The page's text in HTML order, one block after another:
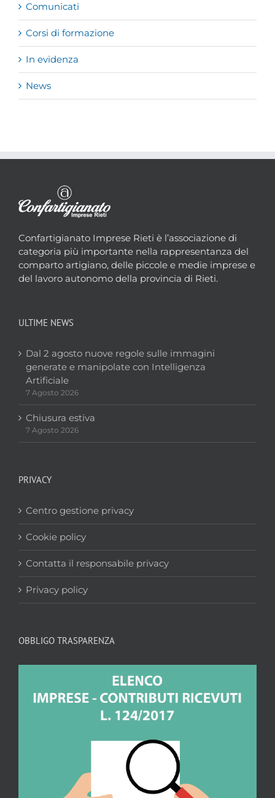
Comunicati
Corsi di formazione
In evidenza
News
Confartigianato Imprese Rieti è l’associazione di
categoria più importante nella rappresentanza del
comparto artigiano, delle piccole e medie imprese e
del lavoro autonomo della provincia di Rieti.
ULTIME NEWS
Dal 2 agosto nuove regole sulle immagini
generate e manipolate con Intelligenza
Artificiale
7 Agosto 2026
Chiusura estiva
7 Agosto 2026
PRIVACY
Centro gestione privacy
Cookie policy
Contatta il responsabile privacy
Privacy policy
OBBLIGO TRASPARENZA